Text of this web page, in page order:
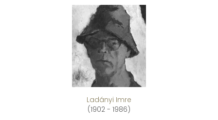
Ladányi Imre
(1902 - 1986)